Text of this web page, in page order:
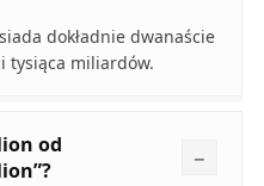
dokładnie dwanaście
tysiąca miliardów.
od